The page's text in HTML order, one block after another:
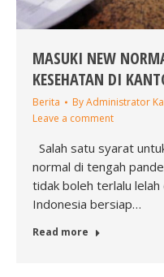
MASUKI NEW
KESEHATAN DI
Berita ByAdministrator
Leave a comment
Salah satu syarat
normal di tengah
tidak boleh terlalu lelah
Indonesia bersiap…
Read more